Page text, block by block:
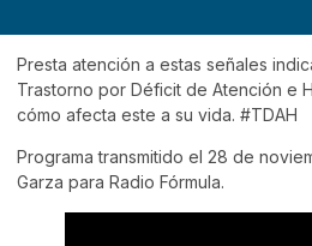
Presta atención a estas señales
Trastorno por Déficit de Atención e
cómo afecta este a su vida. #TDAH
Programa transmitido el 28 de
Garza para Radio Fórmula.